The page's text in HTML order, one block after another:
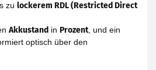
zu lockerem RDL (Restricted Direct
Akkustand in Prozent , und ein
optisch über den